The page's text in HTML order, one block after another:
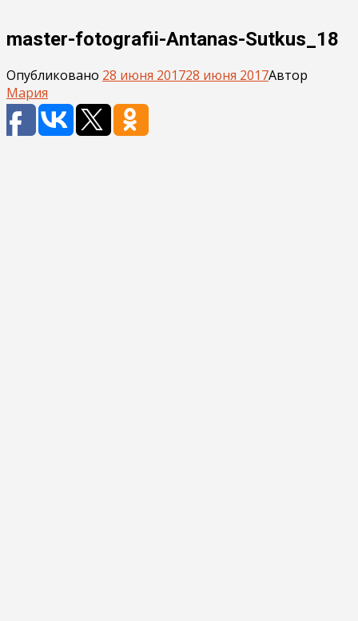
master-fotografii-Antanas-Sutkus_18
Опубликовано 28 июня 201728 июня 2017Автор
Мария